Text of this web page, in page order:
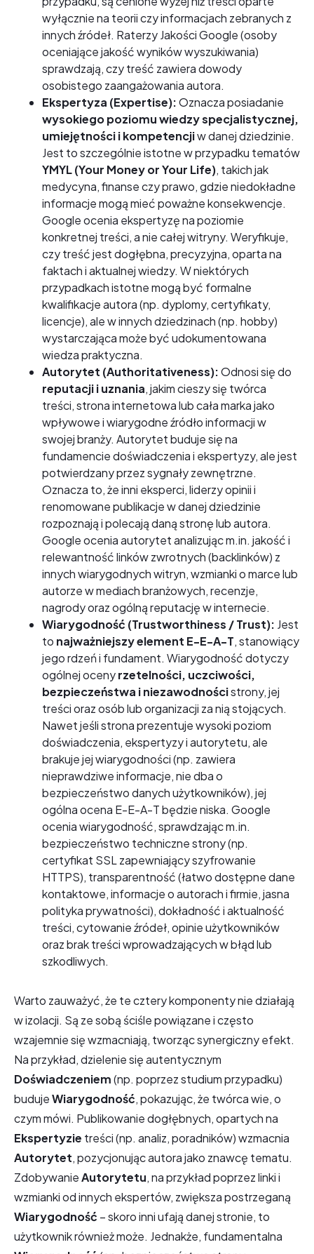
wyłącznie na teorii czy informacjach zebranych z
innych źródeł. Raterzy Jakości Google (osoby
oceniające jakość wyników wyszukiwania)
sprawdzają, czy treść zawiera dowody
osobistego zaangażowania autora.
Ekspertyza (Expertise):Oznacza posiadanie
wysokiego poziomu wiedzy specjalistycznej,
umiejętności i kompetencjiw danej dziedzinie.
Jest to szczególnie istotne w przypadku tematów
YMYL (Your Money or Your Life), takich jak
medycyna, finanse czy prawo, gdzie niedokładne
informacje mogą mieć poważne konsekwencje.
Google ocenia ekspertyzę na poziomie
konkretnej treści, a nie całej witryny. Weryfikuje,
czy treść jest dogłębna, precyzyjna, oparta na
faktach i aktualnej wiedzy. W niektórych
przypadkach istotne mogą być formalne
kwalifikacje autora (np. dyplomy, certyfikaty,
licencje), ale w innych dziedzinach (np. hobby)
wystarczająca może być udokumentowana
wiedza praktyczna.
Autorytet (Authoritativeness):Odnosi się do
reputacji i uznania, jakim cieszy się twórca
treści, strona internetowa lub cała marka jako
wpływowe i wiarygodne źródło informacji w
swojej branży. Autorytet buduje się na
fundamencie doświadczenia i ekspertyzy, ale jest
potwierdzany przez sygnały zewnętrzne.
Oznacza to, że inni eksperci, liderzy opinii i
renomowane publikacje w danej dziedzinie
rozpoznają i polecają daną stronę lub autora.
Google ocenia autorytet analizując m.in. jakość i
relewantność linków zwrotnych (backlinków) z
innych wiarygodnych witryn, wzmianki o marce lub
autorze w mediach branżowych, recenzje,
nagrody oraz ogólną reputację w internecie.
Wiarygodność (Trustworthiness / Trust): Jest
to najważniejszy element E-E-A-T, stanowiący
jego rdzeń i fundament. Wiarygodność dotyczy
ogólnej ocenyrzetelności, uczciwości,
bezpieczeństwa i niezawodnościstrony, jej
treści oraz osób lub organizacji za nią stojących.
Nawet jeśli strona prezentuje wysoki poziom
doświadczenia, ekspertyzy i autorytetu, ale
brakuje jej wiarygodności (np. zawiera
nieprawdziwe informacje, nie dba o
bezpieczeństwo danych użytkowników), jej
ogólna ocena E-E-A-T będzie niska. Google
ocenia wiarygodność, sprawdzając m.in.
bezpieczeństwo techniczne strony (np.
certyfikat SSL zapewniający szyfrowanie
HTTPS), transparentność (łatwo dostępne dane
kontaktowe, informacje o autorach i firmie, jasna
polityka prywatności), dokładność i aktualność
treści, cytowanie źródeł, opinie użytkowników
oraz brak treści wprowadzających w błąd lub
szkodliwych.
Warto zauważyć, że te cztery komponenty nie działają
w izolacji. Są ze sobą ściśle powiązane i często
wzajemnie się wzmacniają, tworząc synergiczny efekt.
Na przykład, dzielenie się autentycznym
Doświadczeniem(np. poprzez studium przypadku)
budujeWiarygodność, pokazując, że twórca wie, o
czym mówi. Publikowanie dogłębnych, opartych na
Ekspertyzie treści (np. analiz, poradników) wzmacnia
Autorytet, pozycjonując autora jako znawcę tematu.
ZdobywanieAutorytetu, na przykład poprzez linki i
wzmianki od innych ekspertów, zwiększa postrzeganą
Wiarygodność – skoro inni ufają danej stronie, to
użytkownik również może. Jednakże, fundamentalna